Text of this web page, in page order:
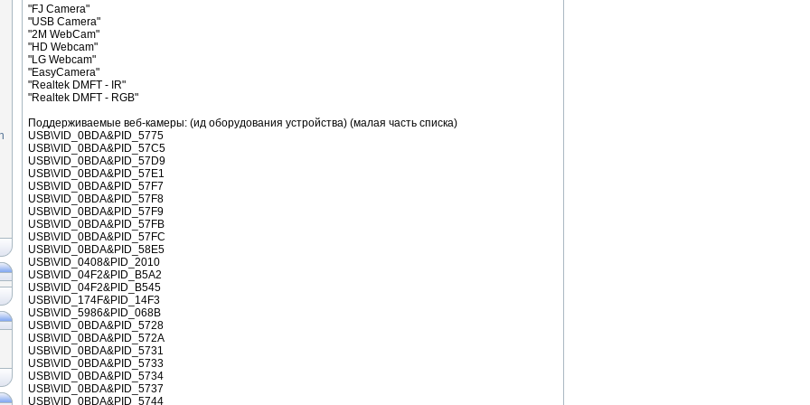
"FJ Camera"
"USB Camera"
"2M WebCam"
"HD Webcam"
"LG Webcam"
"EasyCamera"
"Realtek DMFT - IR"
"Realtek DMFT - RGB"
Поддерживаемые веб-камеры: (ид оборудования устройства) (малая часть списка)
USB\VID_0BDA&PID_5775
USB\VID_0BDA&PID_57C5
USB\VID_0BDA&PID_57D9
USB\VID_0BDA&PID_57E1
USB\VID_0BDA&PID_57F7
USB\VID_0BDA&PID_57F8
USB\VID_0BDA&PID_57F9
USB\VID_0BDA&PID_57FB
USB\VID_0BDA&PID_57FC
USB\VID_0BDA&PID_58E5
USB\VID_0408&PID_2010
USB\VID_04F2&PID_B5A2
USB\VID_04F2&PID_B545
USB\VID_174F&PID_14F3
USB\VID_5986&PID_068B
USB\VID_0BDA&PID_5728
USB\VID_0BDA&PID_572A
USB\VID_0BDA&PID_5731
USB\VID_0BDA&PID_5733
USB\VID_0BDA&PID_5734
USB\VID_0BDA&PID_5737
USB\VID_0BDA&PID_5744